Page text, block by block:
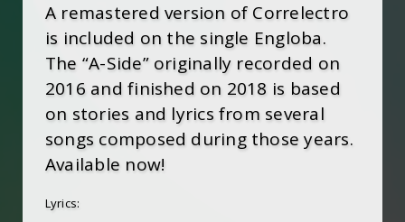
A remastered version of Correlectro
is included on the single Engloba.
The “A-Side” originally recorded on
2016 and finished on 2018 is based
on stories and lyrics from several
songs composed during those years.
Available now!
Lyrics: